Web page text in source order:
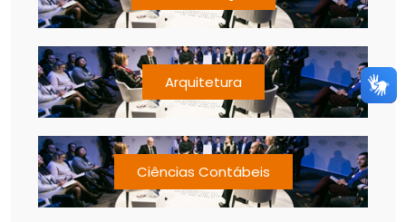
Arquitetura
Ciências Contábeis